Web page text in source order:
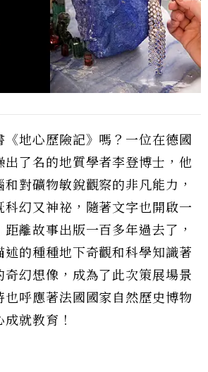
《地心歷險記》嗎？一位在德國
出了名的地質學者李登博士，他
對礦物敏銳觀察的非凡能力，
科幻又神祕，隨著文字也開啟一
離故事出版一百多年過去了，
述的種種地下奇觀和科學知識著
奇幻想像，成為了此次策展場景
也呼應著法國國家自然歷史博物
就教育！